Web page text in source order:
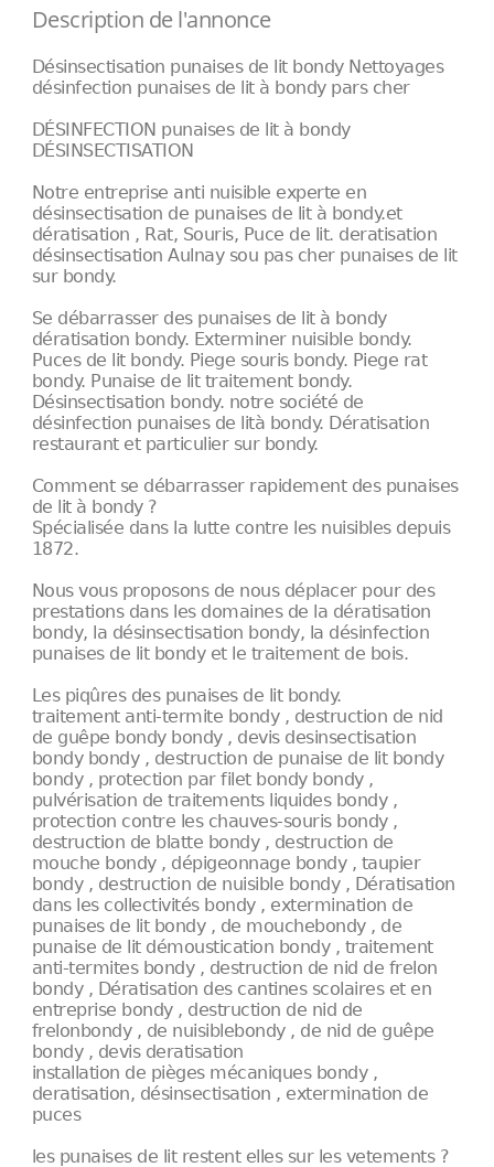
Description de l'annonce
Désinsectisation punaises de lit bondy Nettoyages
désinfection punaises de lit à bondy pars cher
DÉSINFECTION punaises de lit à bondy
DÉSINSECTISATION
Notre entreprise anti nuisible experte en
désinsectisation de punaises de lit à bondy.et
dératisation , Rat, Souris, Puce de lit. deratisation
désinsectisation Aulnay sou pas cher punaises de lit
sur bondy.
Se débarrasser des punaises de lit à bondy
dératisation bondy. Exterminer nuisible bondy.
Puces de lit bondy. Piege souris bondy. Piege rat
bondy. Punaise de lit traitement bondy.
Désinsectisation bondy. notre société de
désinfection punaises de lità bondy. Dératisation
restaurant et particulier sur bondy.
Comment se débarrasser rapidement des punaises
de lit à bondy ?
Spécialisée dans la lutte contre les nuisibles depuis
1872.
Nous vous proposons de nous déplacer pour des
prestations dans les domaines de la dératisation
bondy, la désinsectisation bondy, la désinfection
punaises de lit bondy et le traitement de bois.
Les piqûres des punaises de lit bondy.
traitement anti-termite bondy , destruction de nid
de guêpe bondy bondy , devis desinsectisation
bondy bondy , destruction de punaise de lit bondy
bondy , protection par filet bondy bondy ,
pulvérisation de traitements liquides bondy ,
protection contre les chauves-souris bondy ,
destruction de blatte bondy , destruction de
mouche bondy , dépigeonnage bondy , taupier
bondy , destruction de nuisible bondy , Dératisation
dans les collectivités bondy , extermination de
punaises de lit bondy , de mouchebondy , de
punaise de lit démoustication bondy , traitement
anti-termites bondy , destruction de nid de frelon
bondy , Dératisation des cantines scolaires et en
entreprise bondy , destruction de nid de
frelonbondy , de nuisiblebondy , de nid de guêpe
bondy , devis deratisation
installation de pièges mécaniques bondy ,
deratisation, désinsectisation , extermination de
puces
les punaises de lit restent elles sur les vetements ?